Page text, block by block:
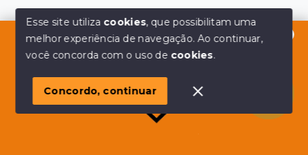
Olá! em posso ajudar?
Esse site utiliza cookies, que possibilitam uma
melhor experiência de navegação.Ao continuar,
você concorda com o uso de cookies.
Concordo, continuar